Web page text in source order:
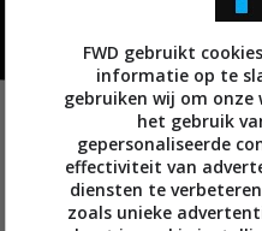
FWD gebruikt
informatie op te
gebruiken wij om
het gebruik
gepersonaliseerde
effectiviteit van
diensten te
zoals unieke